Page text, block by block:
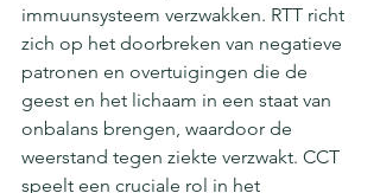
immuunsysteem verzwakken. RTT richt
zich op het doorbreken van negatieve
patronen en overtuigingen die de
geest en het lichaam in een staat van
onbalans brengen, waardoor de
weerstand tegen ziekte verzwakt. CCT
speelt een cruciale rol in het